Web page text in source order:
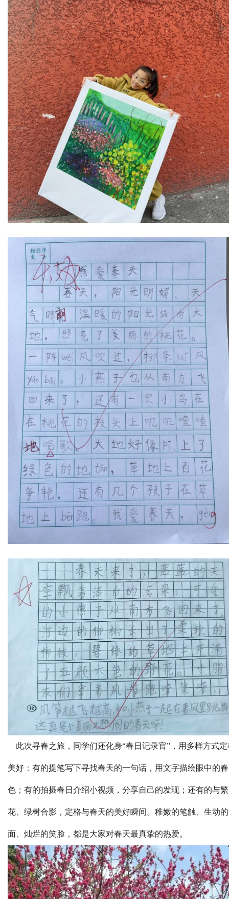
此次寻春之旅，同学们还化身“春日记录官”，用多样方式定
美好：有的提笔写下寻找春天的一句话，用文字描绘眼中的春
色；有的拍摄春日介绍小视频，分享自己的发现；还有的与繁
花、绿树合影，定格与春天的美好瞬间。稚嫩的笔触、生动
面、灿烂的笑脸，都是大家对春天最真挚的热爱。